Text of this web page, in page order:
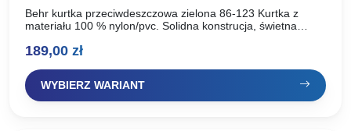
Behr kurtka przeciwdeszczowa zielona 86-123 Kurtka z
materiału 100 % nylon/pvc. Solidna konstrucja, świetna
pozwala nam zrobić wszystko…
189,00 zł
WYBIERZ WARIANT